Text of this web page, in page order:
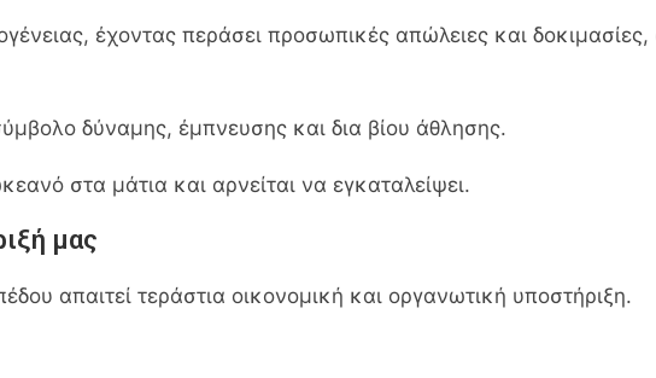
έχοντας περάσει προσωπικές απώλειες και δοκιμασίες,
δύναμης, έμπνευσης και δια βίου άθλησης.
στα μάτια και αρνείται να εγκαταλείψει.
μας
απαιτεί τεράστια οικονομική και οργανωτική υποστήριξη.